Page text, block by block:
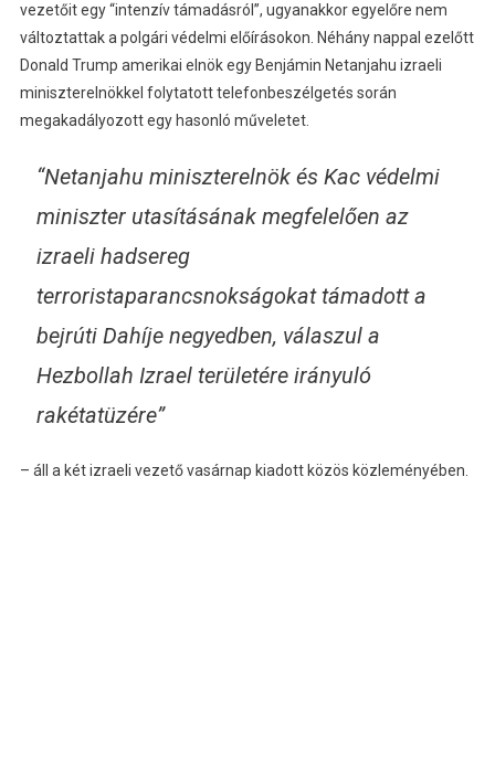
vezetőit egy “intenzív támadásról”, ugyanakkor egyelőre nem
változtattak a polgári védelmi előírásokon. Néhány nappal ezelőtt
Donald Trump amerikai elnök egy Benjámin Netanjahu izraeli
miniszterelnökkel folytatott telefonbeszélgetés során
megakadályozott egy hasonló műveletet.
“Netanjahu miniszterelnök és Kac védelmi
miniszter utasításának megfelelően az
izraeli hadsereg
terroristaparancsnokságokat támadott a
bejrúti Dahíje negyedben, válaszul a
Hezbollah Izrael területére irányuló
rakétatüzére”
– áll a két izraeli vezető vasárnap kiadott közös közleményében.